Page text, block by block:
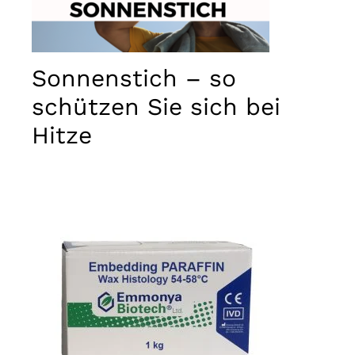
Sonnenstich – so
schützen Sie sich bei
Hitze